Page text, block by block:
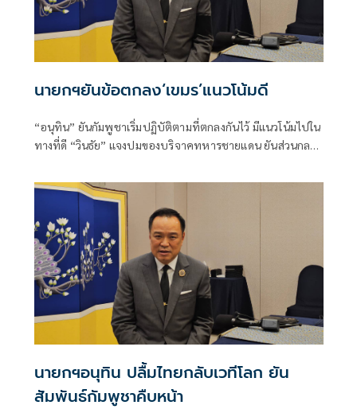
นายกฯยันข้อตกลง‘เขมร’แนวโน้มดี
“อนุทิน” ยันกัมพูชาเริ่มปฏิบัติตามที่ตกลงกันไว้ มีแนวโน้มไปใน
ทางที่ดี “วินธัย” แจงปมของบริจาคทหารชายแดน ยันส่วนกลาง
นายกฯอนุทิน ปลื้มไทยกลับเวทีโลก ยัน
สัมพันธ์กัมพูชาคืบหน้า